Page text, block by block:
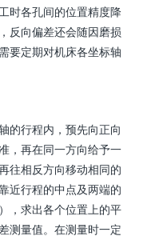
时各孔间的位置精度降
反向偏差还会随因磨损
要定期对机床各坐标轴
行程内，预先向正向
，再在同一方向给予一
往相反方向移动相同的
近行程的中点及两端的
，求出各个位置上的平
测量值。在测量时一定